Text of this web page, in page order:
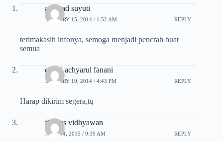
achmad suyuti
JANUARY 15, 2014 / 1:52 AM REPLY
terimakasih infonya, semoga menjadi pencrah buat
semua
choiri achyarul fanani
JANUARY 19, 2014 / 4:43 PM REPLY
Harap dikirim segera,tq
firdaus vidhyawan
JUNE 24, 2015 / 9:39 AM REPLY